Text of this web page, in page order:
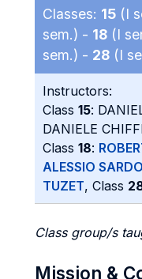
Classes: 15 (I
sem.) - 18 (I
sem.) - 28 (I
Instructors:
Class 15:
DANIELE
Class 18:
ALESSIO SARDO
TUZET, Class
Class group/s
Mission &